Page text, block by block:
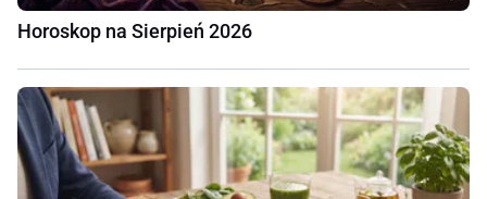
Horoskop na Sierpień 2026